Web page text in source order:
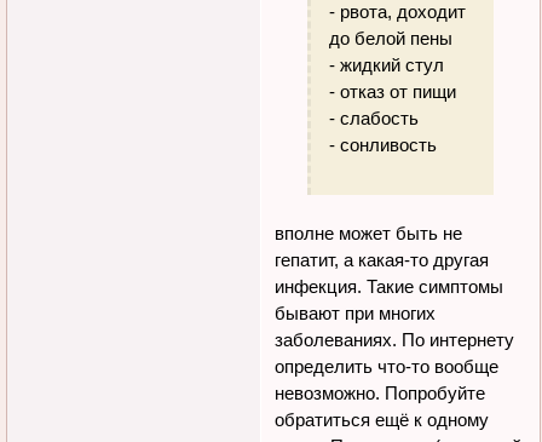
- рвота, доходит
до белой пены
- жидкий стул
- отказ от пищи
- слабость
- сонливость
вполне может быть не
гепатит, а какая-то другая
инфекция. Такие симптомы
бывают при многих
заболеваниях. По интернету
определить что-то вообще
невозможно. Попробуйте
обратиться ещё к одному